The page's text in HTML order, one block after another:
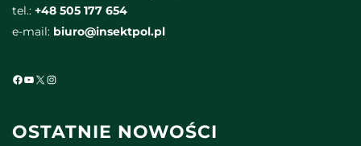
tel.: +48 505 177 654
e-mail: biuro@insektpol.pl
Facebook
YouTube
X Instagram
OSTATNIE NOWOŚCI